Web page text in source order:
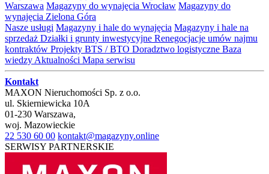
Warszawa Magazyny do wynajęcia Wrocław Magazyny do
wynajęcia Zielona Góra
Nasze usługi Magazyny i hale do wynajęcia Magazyny i hale na
sprzedaż Działki i grunty inwestycyjne Renegocjacje umów najmu
kontraktów Projekty BTS / BTO Doradztwo logistyczne Baza
wiedzy Aktualności Mapa serwisu
Kontakt
MAXON Nieruchomości Sp. z o.o.
ul. Skierniewicka 10A
01-230 Warszawa,
woj. Mazowieckie
22 530 60 00 kontakt@magazyny.online
SERWISY PARTNERSKIE